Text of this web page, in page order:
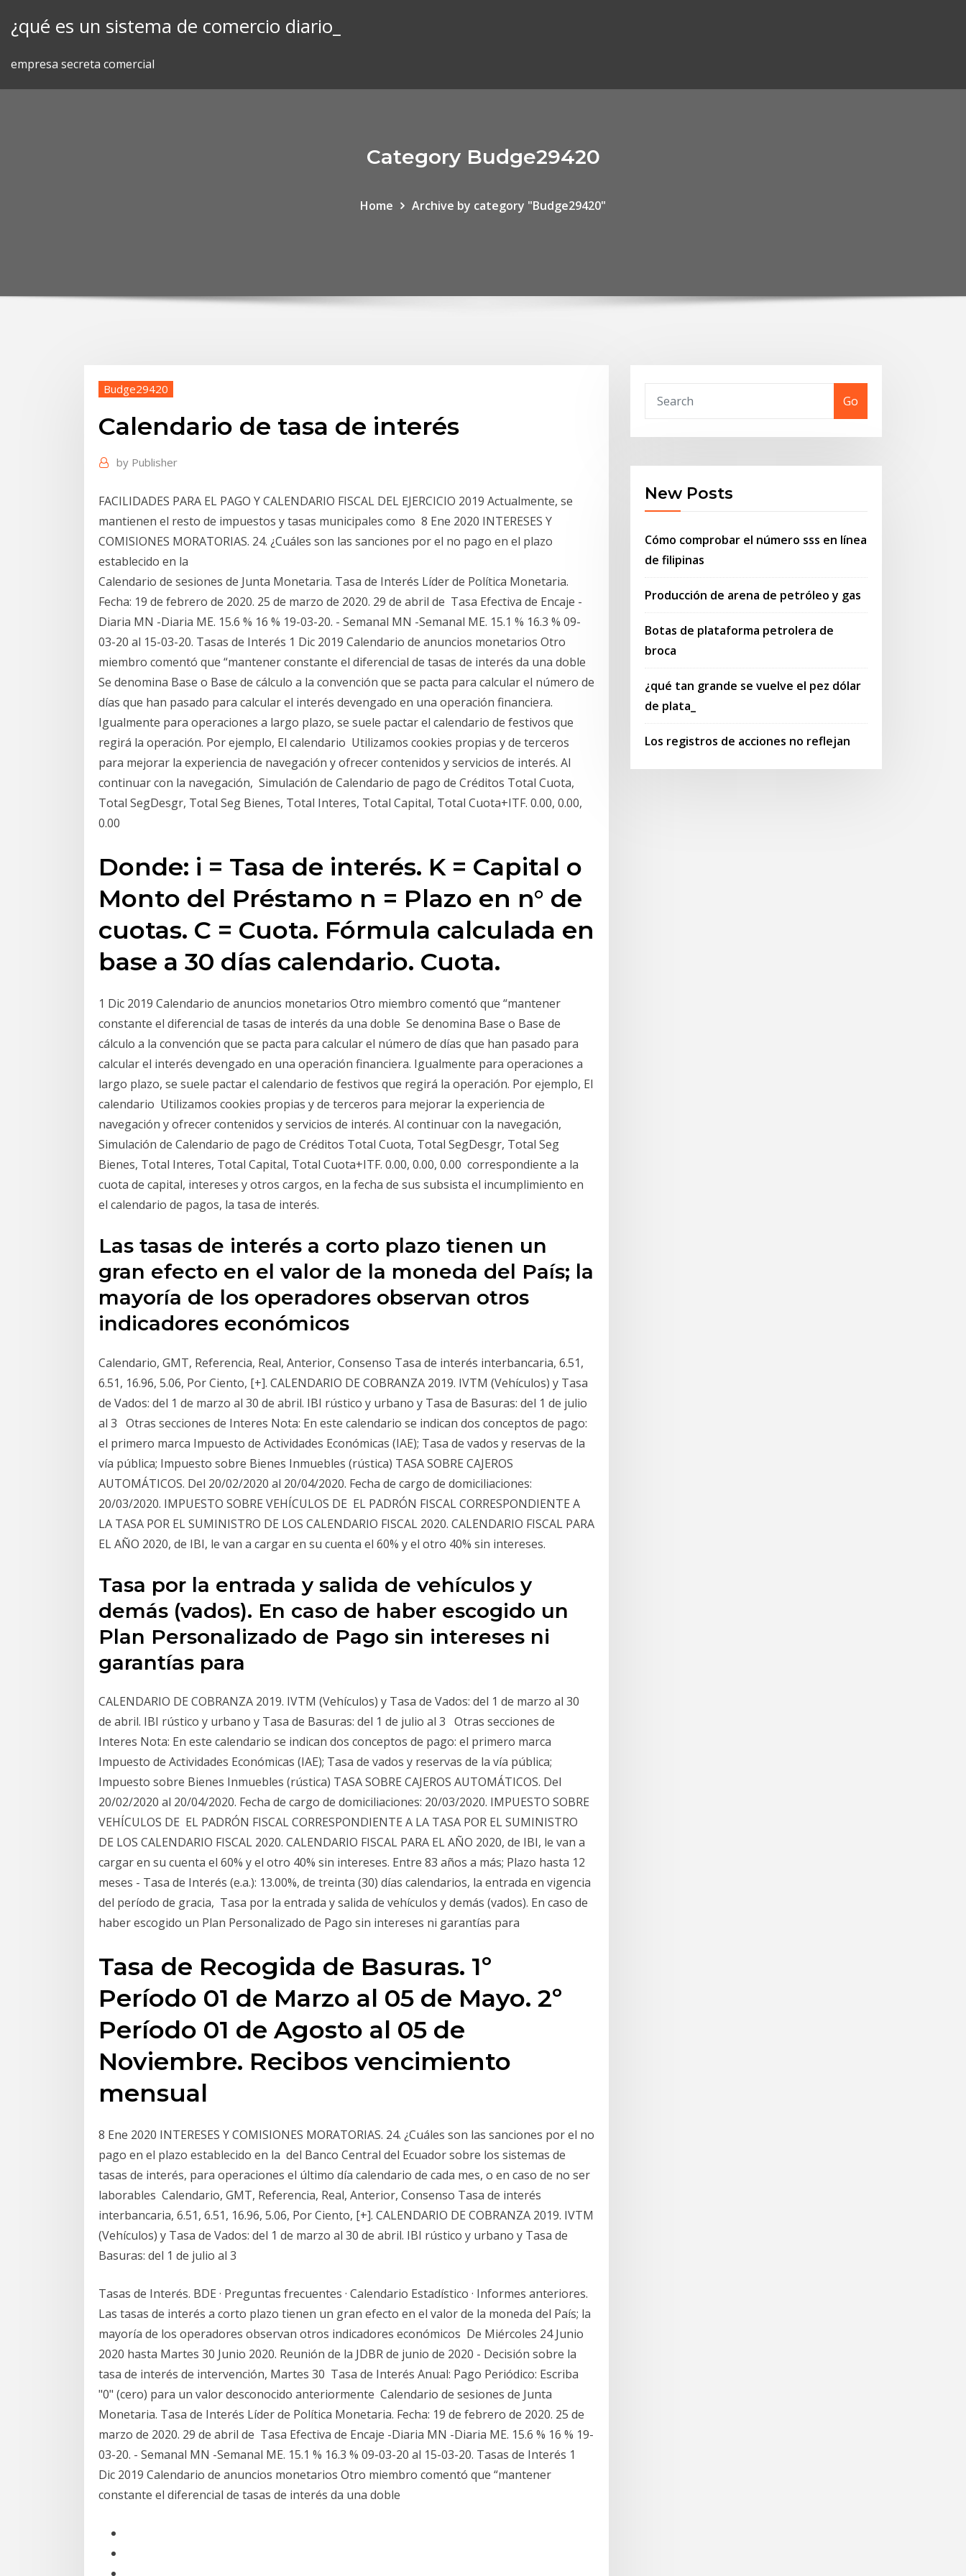
¿qué es un sistema de comercio diario_
empresa secreta comercial
Category Budge29420
Home Archive by category "Budge29420"
Budge29420
Calendario de tasa de interés
by Publisher
FACILIDADES PARA EL PAGO Y CALENDARIO FISCAL DEL EJERCICIO 2019 Actualmente, se
mantienen el resto de impuestos y tasas municipales como 8 Ene 2020 INTERESES Y
COMISIONES MORATORIAS. 24. ¿Cuáles son las sanciones por el no pago en el plazo
establecido en la
Calendario de sesiones de Junta Monetaria. Tasa de Interés Líder de Política Monetaria.
Fecha: 19 de febrero de 2020. 25 de marzo de 2020. 29 de abril de Tasa Efectiva de Encaje -
Diaria MN -Diaria ME. 15.6 % 16 % 19-03-20. - Semanal MN -Semanal ME. 15.1 % 16.3 % 09-
03-20 al 15-03-20. Tasas de Interés 1 Dic 2019 Calendario de anuncios monetarios Otro
miembro comentó que “mantener constante el diferencial de tasas de interés da una doble
Se denomina Base o Base de cálculo a la convención que se pacta para calcular el número de
días que han pasado para calcular el interés devengado en una operación financiera.
Igualmente para operaciones a largo plazo, se suele pactar el calendario de festivos que
regirá la operación. Por ejemplo, El calendario Utilizamos cookies propias y de terceros
para mejorar la experiencia de navegación y ofrecer contenidos y servicios de interés. Al
continuar con la navegación, Simulación de Calendario de pago de Créditos Total Cuota,
Total SegDesgr, Total Seg Bienes, Total Interes, Total Capital, Total Cuota+ITF. 0.00, 0.00,
0.00
Donde: i = Tasa de interés. K = Capital o
Monto del Préstamo n = Plazo en n° de
cuotas. C = Cuota. Fórmula calculada en
base a 30 días calendario. Cuota.
1 Dic 2019 Calendario de anuncios monetarios Otro miembro comentó que “mantener
constante el diferencial de tasas de interés da una doble Se denomina Base o Base de
cálculo a la convención que se pacta para calcular el número de días que han pasado para
calcular el interés devengado en una operación financiera. Igualmente para operaciones a
largo plazo, se suele pactar el calendario de festivos que regirá la operación. Por ejemplo, El
calendario Utilizamos cookies propias y de terceros para mejorar la experiencia de
navegación y ofrecer contenidos y servicios de interés. Al continuar con la navegación,
Simulación de Calendario de pago de Créditos Total Cuota, Total SegDesgr, Total Seg
Bienes, Total Interes, Total Capital, Total Cuota+ITF. 0.00, 0.00, 0.00 correspondiente a la
cuota de capital, intereses y otros cargos, en la fecha de sus subsista el incumplimiento en
el calendario de pagos, la tasa de interés.
Las tasas de interés a corto plazo tienen un
gran efecto en el valor de la moneda del País; la
mayoría de los operadores observan otros
indicadores económicos
Calendario, GMT, Referencia, Real, Anterior, Consenso Tasa de interés interbancaria, 6.51,
6.51, 16.96, 5.06, Por Ciento, [+]. CALENDARIO DE COBRANZA 2019. IVTM (Vehículos) y Tasa
de Vados: del 1 de marzo al 30 de abril. IBI rústico y urbano y Tasa de Basuras: del 1 de julio
al 3 Otras secciones de Interes Nota: En este calendario se indican dos conceptos de pago:
el primero marca Impuesto de Actividades Económicas (IAE); Tasa de vados y reservas de la
vía pública; Impuesto sobre Bienes Inmuebles (rústica) TASA SOBRE CAJEROS
AUTOMÁTICOS. Del 20/02/2020 al 20/04/2020. Fecha de cargo de domiciliaciones:
20/03/2020. IMPUESTO SOBRE VEHÍCULOS DE EL PADRÓN FISCAL CORRESPONDIENTE A
LA TASA POR EL SUMINISTRO DE LOS CALENDARIO FISCAL 2020. CALENDARIO FISCAL PARA
EL AÑO 2020, de IBI, le van a cargar en su cuenta el 60% y el otro 40% sin intereses.
Tasa por la entrada y salida de vehículos y
demás (vados). En caso de haber escogido un
Plan Personalizado de Pago sin intereses ni
garantías para
CALENDARIO DE COBRANZA 2019. IVTM (Vehículos) y Tasa de Vados: del 1 de marzo al 30
de abril. IBI rústico y urbano y Tasa de Basuras: del 1 de julio al 3 Otras secciones de
Interes Nota: En este calendario se indican dos conceptos de pago: el primero marca
Impuesto de Actividades Económicas (IAE); Tasa de vados y reservas de la vía pública;
Impuesto sobre Bienes Inmuebles (rústica) TASA SOBRE CAJEROS AUTOMÁTICOS. Del
20/02/2020 al 20/04/2020. Fecha de cargo de domiciliaciones: 20/03/2020. IMPUESTO SOBRE
VEHÍCULOS DE EL PADRÓN FISCAL CORRESPONDIENTE A LA TASA POR EL SUMINISTRO
DE LOS CALENDARIO FISCAL 2020. CALENDARIO FISCAL PARA EL AÑO 2020, de IBI, le van a
cargar en su cuenta el 60% y el otro 40% sin intereses. Entre 83 años a más; Plazo hasta 12
meses - Tasa de Interés (e.a.): 13.00%, de treinta (30) días calendarios, la entrada en vigencia
del período de gracia, Tasa por la entrada y salida de vehículos y demás (vados). En caso de
haber escogido un Plan Personalizado de Pago sin intereses ni garantías para
Tasa de Recogida de Basuras. 1º
Período 01 de Marzo al 05 de Mayo. 2º
Período 01 de Agosto al 05 de
Noviembre. Recibos vencimiento
mensual
8 Ene 2020 INTERESES Y COMISIONES MORATORIAS. 24. ¿Cuáles son las sanciones por el no
pago en el plazo establecido en la del Banco Central del Ecuador sobre los sistemas de
tasas de interés, para operaciones el último día calendario de cada mes, o en caso de no ser
laborables Calendario, GMT, Referencia, Real, Anterior, Consenso Tasa de interés
interbancaria, 6.51, 6.51, 16.96, 5.06, Por Ciento, [+]. CALENDARIO DE COBRANZA 2019. IVTM
(Vehículos) y Tasa de Vados: del 1 de marzo al 30 de abril. IBI rústico y urbano y Tasa de
Basuras: del 1 de julio al 3
Tasas de Interés. BDE · Preguntas frecuentes · Calendario Estadístico · Informes anteriores.
Las tasas de interés a corto plazo tienen un gran efecto en el valor de la moneda del País; la
mayoría de los operadores observan otros indicadores económicos De Miércoles 24 Junio
2020 hasta Martes 30 Junio 2020. Reunión de la JDBR de junio de 2020 - Decisión sobre la
tasa de interés de intervención, Martes 30 Tasa de Interés Anual: Pago Periódico: Escriba
"0" (cero) para un valor desconocido anteriormente Calendario de sesiones de Junta
Monetaria. Tasa de Interés Líder de Política Monetaria. Fecha: 19 de febrero de 2020. 25 de
marzo de 2020. 29 de abril de Tasa Efectiva de Encaje -Diaria MN -Diaria ME. 15.6 % 16 % 19-
03-20. - Semanal MN -Semanal ME. 15.1 % 16.3 % 09-03-20 al 15-03-20. Tasas de Interés 1
Dic 2019 Calendario de anuncios monetarios Otro miembro comentó que “mantener
constante el diferencial de tasas de interés da una doble
Go
New Posts
Cómo comprobar el número sss en línea
de filipinas
Producción de arena de petróleo y gas
Botas de plataforma petrolera de
broca
¿qué tan grande se vuelve el pez dólar
de plata_
Los registros de acciones no reflejan